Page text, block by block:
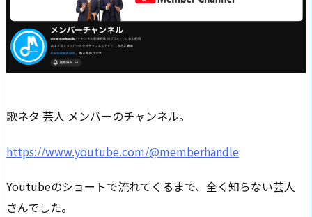
歌ネタ 芸人 メンバーのチャンネル。
https://www.youtube.com/@memberhandle
Youtubeのショートで流れてくるまで、全く知らない芸人
さんでした。